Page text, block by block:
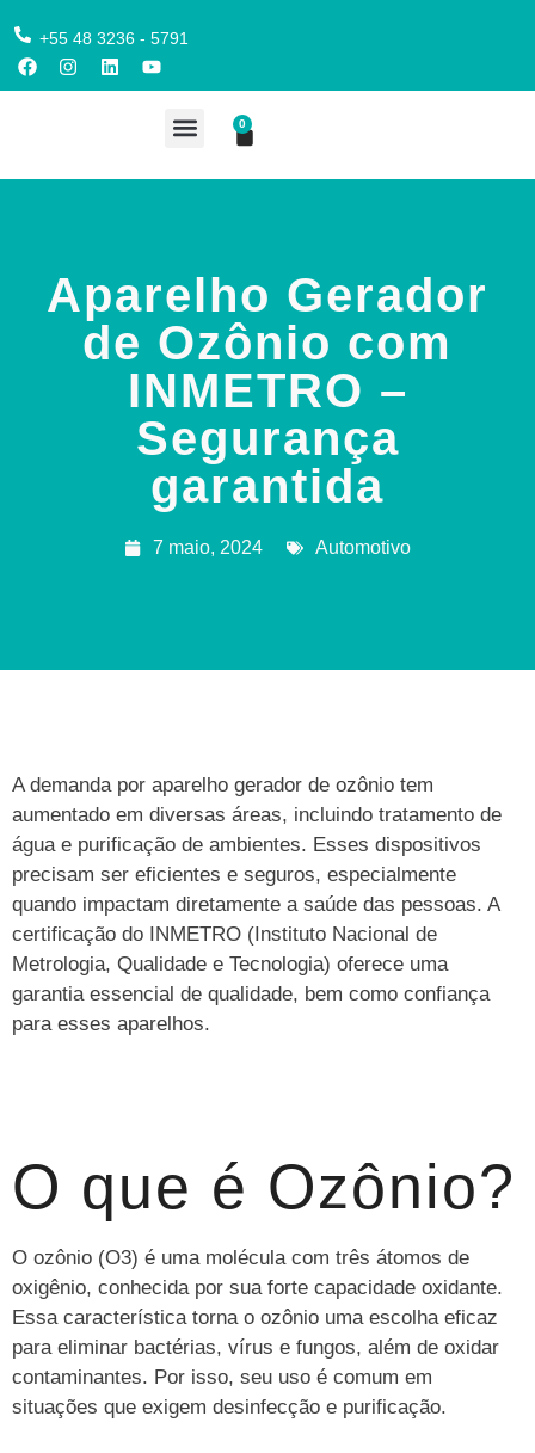
+55 48 3236 - 5791
0
Aparelho Gerador
de Ozônio com
INMETRO –
Segurança
garantida
7 maio, 2024 Automotivo
A demanda por aparelho gerador de ozônio tem
aumentado em diversas áreas, incluindo tratamento de
água e purificação de ambientes. Esses dispositivos
precisam ser eficientes e seguros, especialmente
quando impactam diretamente a saúde das pessoas. A
certificação do INMETRO (Instituto Nacional de
Metrologia, Qualidade e Tecnologia) oferece uma
garantia essencial de qualidade, bem como confiança
para esses aparelhos.
O que é Ozônio?
O ozônio (O3) é uma molécula com três átomos de
oxigênio, conhecida por sua forte capacidade oxidante.
Essa característica torna o ozônio uma escolha eficaz
para eliminar bactérias, vírus e fungos, além de oxidar
contaminantes. Por isso, seu uso é comum em
situações que exigem desinfecção e purificação.